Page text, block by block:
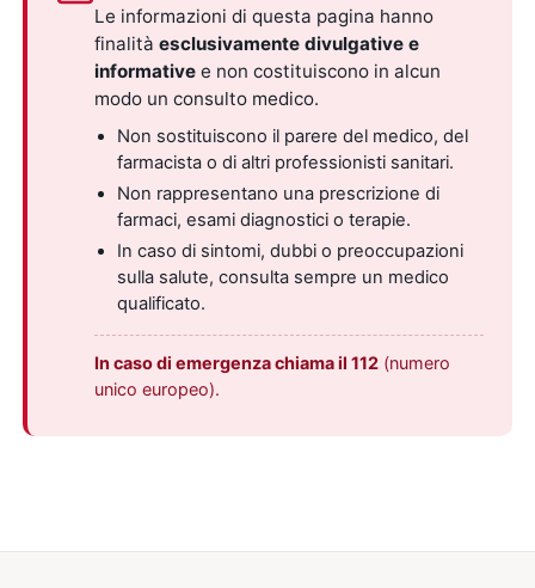
Le informazioni di questa pagina hanno
finalitàesclusivamente divulgative e
informative e non costituiscono in alcun
modo un consulto medico.
Non sostituiscono il parere del medico, del
farmacista o di altri professionisti sanitari.
Non rappresentano una prescrizione di
farmaci, esami diagnostici o terapie.
In caso di sintomi, dubbi o preoccupazioni
sulla salute, consulta sempre un medico
qualificato.
In caso di emergenza chiama il 112 (numero
unico europeo).